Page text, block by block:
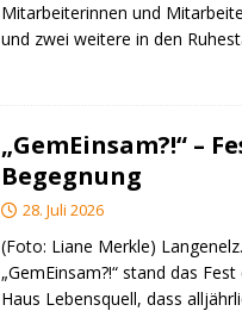
Mitarbeiterinnen und
und zwei weitere in den
„GemEinsam?!“ –
Begegnung
28. Juli 2026
(Foto: Liane Merkle)
„GemEinsam?!“ stand das
Haus Lebensquell, dass